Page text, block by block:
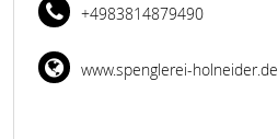
+4983814879490
www.spenglerei-holneider.de